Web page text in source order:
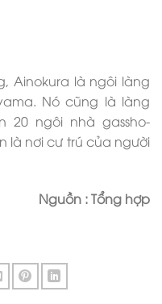
Ainokura là ngôi làng
Nó cũng là làng
20 ngôi nhà gassho-
là nơi cư trú của người
Nguồn : Tổng hợp